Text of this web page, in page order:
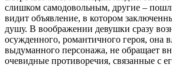
слишком самодовольным, другие –
видит объявление, в котором
душу. В воображении девушки сразу
осужденного, романтичного героя, она
выдуманного персонажа, не обращает
очевидные противоречия, связанные с